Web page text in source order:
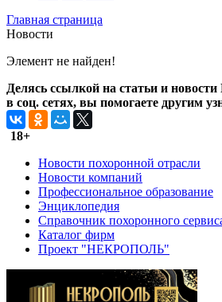
Главная страница
Новости
Элемент не найден!
Делясь ссылкой на статьи и
в соц. сетях, вы помогаете другим
18+
Новости похоронной отрасли
Новости компаний
Профессиональное образование
Энциклопедия
Справочник похоронного
Каталог фирм
Проект "НЕКРОПОЛЬ"